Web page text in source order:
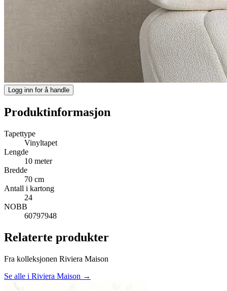
Logg inn for å handle
Produktinformasjon
Tapettype
Vinyltapet
Lengde
10 meter
Bredde
70 cm
Antall i kartong
24
NOBB
60797948
Relaterte produkter
Fra kolleksjonen Riviera Maison
Se alle i Riviera Maison →